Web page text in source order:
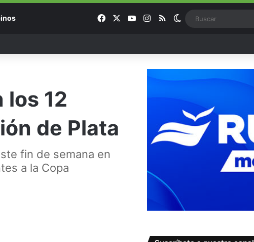
FacebookYouTubeInstagram
RSS Switch skin
los 12
de Plata
fin de semana en
a la Copa